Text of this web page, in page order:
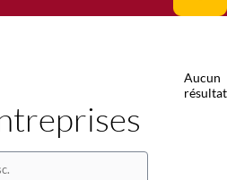
Aucun
résultat